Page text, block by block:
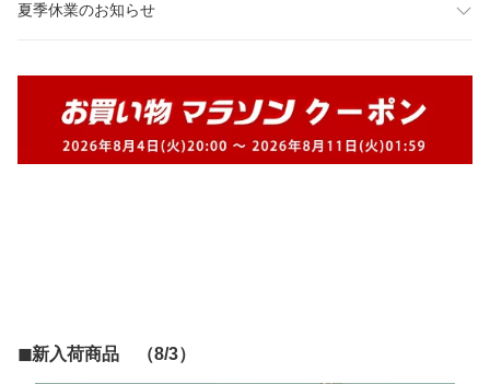
夏季休業のお知らせ
◼︎新入荷商品 （8/3）